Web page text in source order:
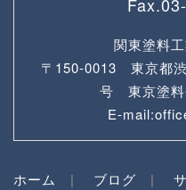
関東塗料
〒150-0013 東京都
号 東京塗
E-
ホーム ブログ